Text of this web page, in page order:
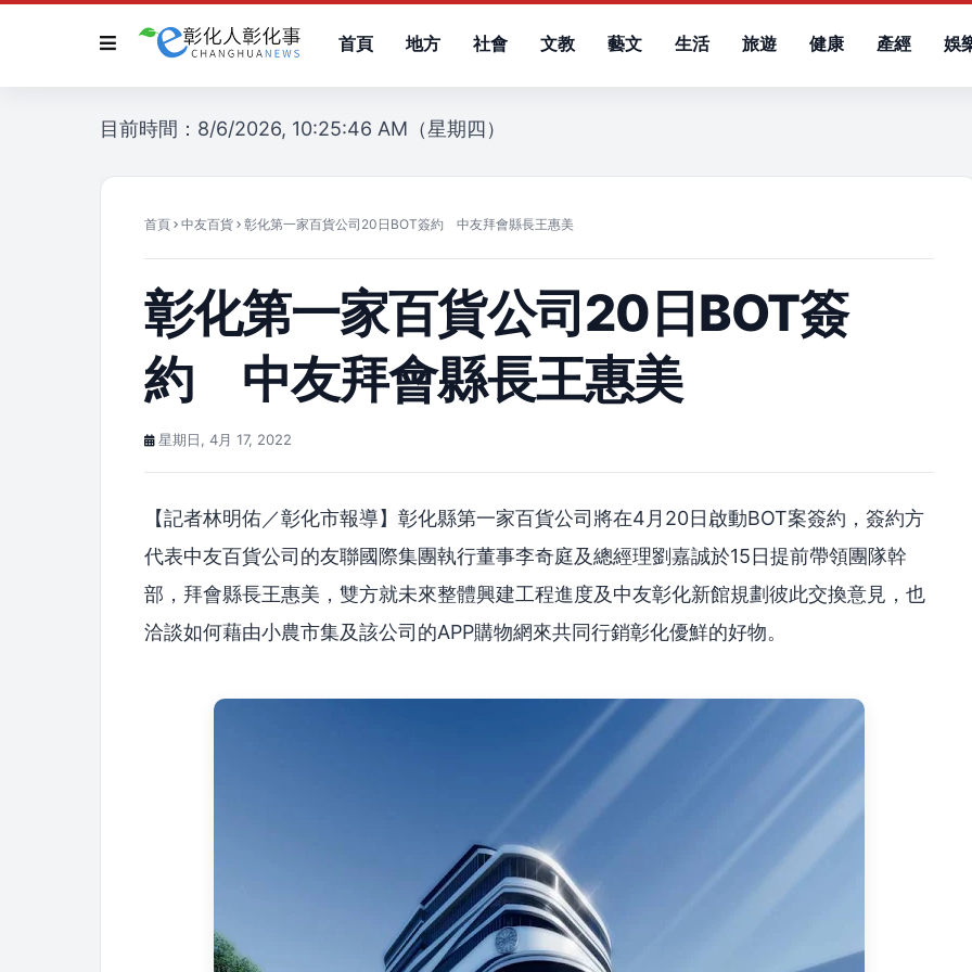
首頁 地方 社會 文教 藝文 生活 旅遊 健康 產經 娛
目前時間：8/6/2026, 10:25:46 AM（星期四）
首頁 中友百貨 彰化第一家百貨公司20日BOT簽約 中友拜會縣長王惠美
彰化第一家百貨公司20日BOT簽
約 中友拜會縣長王惠美
星期日, 4月 17, 2022
【記者林明佑／彰化市報導】彰化縣第一家百貨公司將在4月20日啟動BOT案簽約，簽約方
代表中友百貨公司的友聯國際集團執行董事李奇庭及總經理劉嘉誠於15日提前帶領團隊幹
部，拜會縣長王惠美，雙方就未來整體興建工程進度及中友彰化新館規劃彼此交換意見，也
洽談如何藉由小農市集及該公司的APP購物網來共同行銷彰化優鮮的好物。